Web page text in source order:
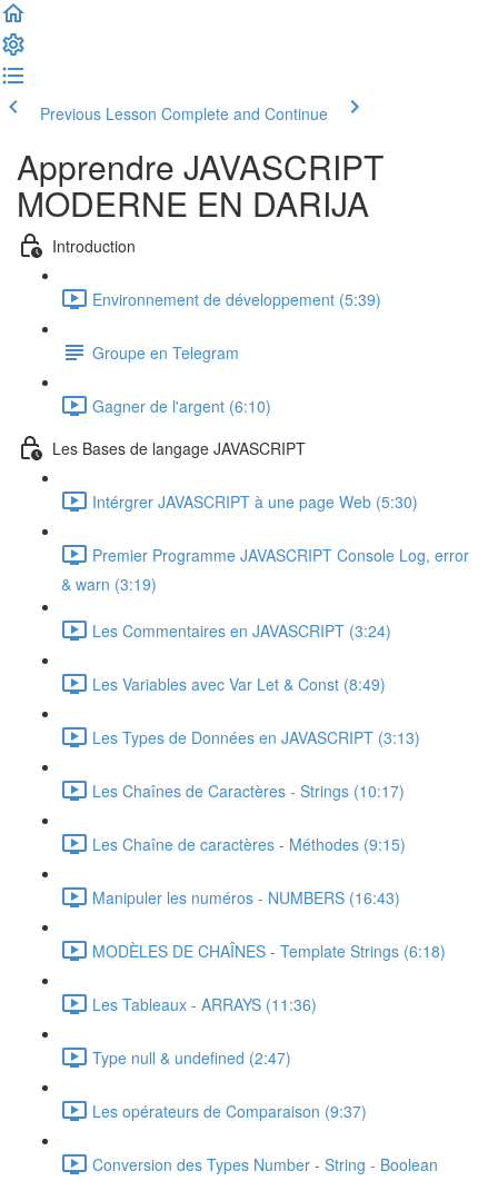
Previous Lesson Complete and Continue
Apprendre JAVASCRIPT
MODERNE EN DARIJA
Introduction
Environnement de développement (5:39)
Groupe en Telegram
Gagner de l'argent (6:10)
Les Bases de langage JAVASCRIPT
Intérgrer JAVASCRIPT à une page Web (5:30)
Premier Programme JAVASCRIPT Console Log, error
& warn (3:19)
Les Commentaires en JAVASCRIPT (3:24)
Les Variables avec Var Let & Const (8:49)
Les Types de Données en JAVASCRIPT (3:13)
Les Chaînes de Caractères - Strings (10:17)
Les Chaîne de caractères - Méthodes (9:15)
Manipuler les numéros - NUMBERS (16:43)
MODÈLES DE CHAÎNES - Template Strings (6:18)
Les Tableaux - ARRAYS (11:36)
Type null & undefined (2:47)
Les opérateurs de Comparaison (9:37)
Conversion des Types Number - String - Boolean